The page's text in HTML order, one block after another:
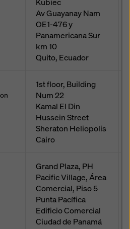
Av Guayanay Nam
OE1-476 y
Panamericana Sur
km 10
Quito, Ecuador
1st floor, Building
Num 22
Kamal El Din
Hussein Street
Sheraton Heliopolis
Cairo
Grand Plaza, PH
Pacific Village, Área
Comercial, Piso 5
Punta Pacífica
Edificio Comercial
Ciudad de Panamá